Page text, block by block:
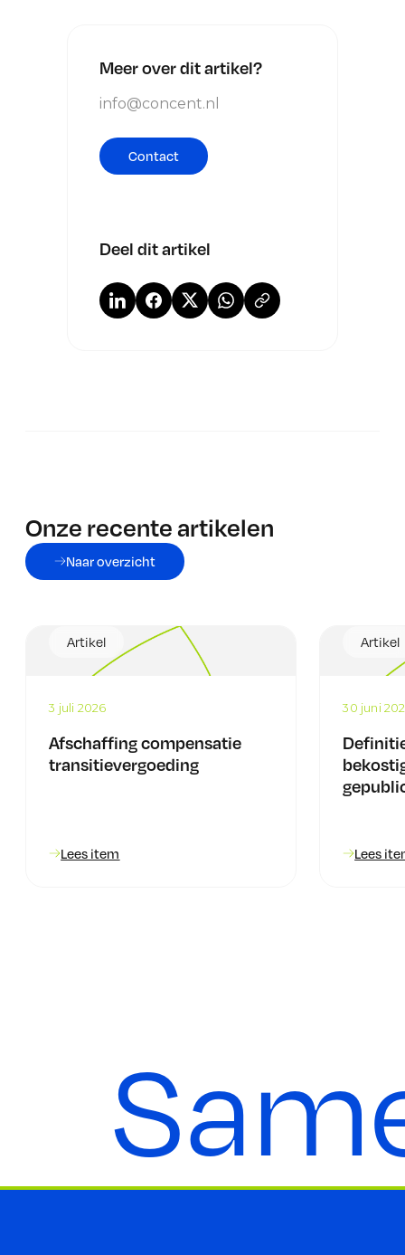
Meer over dit artikel?
info@concent.nl
Contact
Deel dit artikel
Onze recente artikelen
Naar overzicht
Artikel
3 juli 2026
Afschaffing compensatie
transitievergoeding
Lees item
Artikel
30 juni
Lees